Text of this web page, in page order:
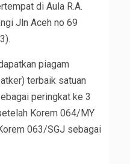
di Aula R.A.
Jln Aceh no 69
piagam
terbaik satuan
peringkat ke 3
Korem 064/MY
063/SGJ sebagai